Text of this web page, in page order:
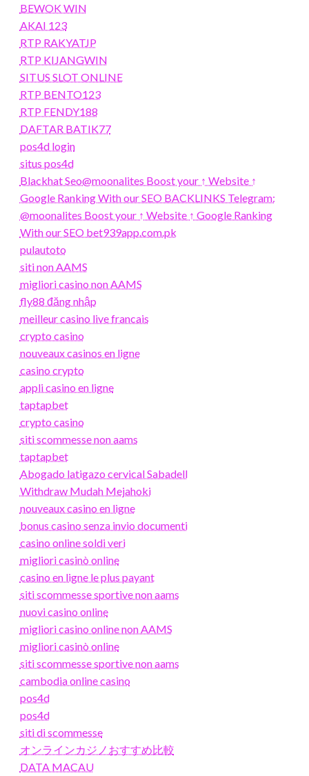
BEWOK WIN
AKAI 123
RTP RAKYATJP
RTP KIJANGWIN
SITUS SLOT ONLINE
RTP BENTO123
RTP FENDY188
DAFTAR BATIK77
pos4d login
situs pos4d
Blackhat Seo@moonalites Boost your ↑ Website ↑
Google Ranking With our SEO BACKLINKS Telegram:
@moonalites Boost your ↑ Website ↑ Google Ranking
With our SEO bet939app.com.pk
pulautoto
siti non AAMS
migliori casino non AAMS
fly88 đăng nhập
meilleur casino live francais
crypto casino
nouveaux casinos en ligne
casino crypto
appli casino en ligne
taptapbet
crypto casino
siti scommesse non aams
taptapbet
Abogado latigazo cervical Sabadell
Withdraw Mudah Mejahoki
nouveaux casino en ligne
bonus casino senza invio documenti
casino online soldi veri
migliori casinò online
casino en ligne le plus payant
siti scommesse sportive non aams
nuovi casino online
migliori casino online non AAMS
migliori casinò online
siti scommesse sportive non aams
cambodia online casino
pos4d
pos4d
siti di scommesse
オンラインカジノおすすめ比較
DATA MACAU